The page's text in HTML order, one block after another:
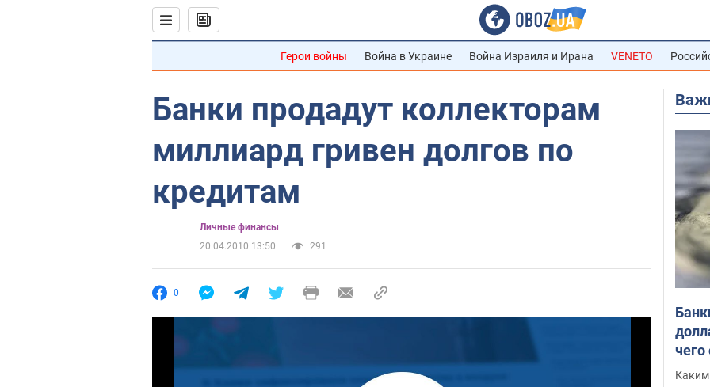
Герои войны Война в Украине Война Израиля и Ирана VENETO
Банки продадут коллекторам
миллиард гривен долгов по
кредитам
Личные финансы
20.04.2010 13:50
291
0
Каким